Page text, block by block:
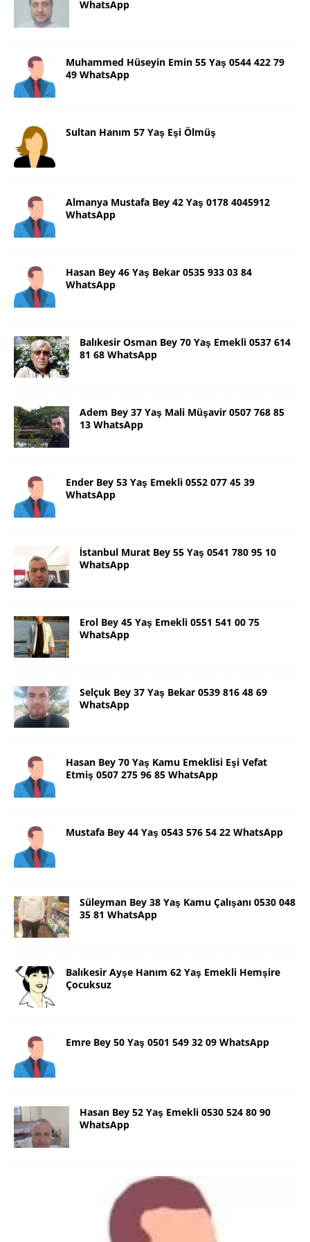
WhatsApp
Muhammed Hüseyin Emin 55 Yaş 0544 422 79
49 WhatsApp
Sultan Hanım 57 Yaş Eşi Ölmüş
Almanya Mustafa Bey 42 Yaş 0178 4045912
WhatsApp
Hasan Bey 46 Yaş Bekar 0535 933 03 84
WhatsApp
Balıkesir Osman Bey 70 Yaş Emekli 0537 614
81 68 WhatsApp
Adem Bey 37 Yaş Mali Müşavir 0507 768 85
13 WhatsApp
Ender Bey 53 Yaş Emekli 0552 077 45 39
WhatsApp
İstanbul Murat Bey 55 Yaş 0541 780 95 10
WhatsApp
Erol Bey 45 Yaş Emekli 0551 541 00 75
WhatsApp
Selçuk Bey 37 Yaş Bekar 0539 816 48 69
WhatsApp
Hasan Bey 70 Yaş Kamu Emeklisi Eşi Vefat
Etmiş 0507 275 96 85 WhatsApp
Mustafa Bey 44 Yaş 0543 576 54 22 WhatsApp
Süleyman Bey 38 Yaş Kamu Çalışanı 0530 048
35 81 WhatsApp
Balıkesir Ayşe Hanım 62 Yaş Emekli Hemşire
Çocuksuz
Emre Bey 50 Yaş 0501 549 32 09 WhatsApp
Hasan Bey 52 Yaş Emekli 0530 524 80 90
WhatsApp
Danimarka Mustafa Bey 45 Yaş +45
42 48 17 28 WhatsApp